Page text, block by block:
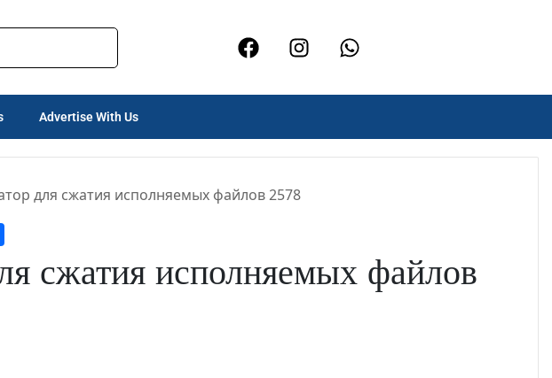
Advertise With Us
для сжатия исполняемых файлов 2578
сжатия исполняемых файлов